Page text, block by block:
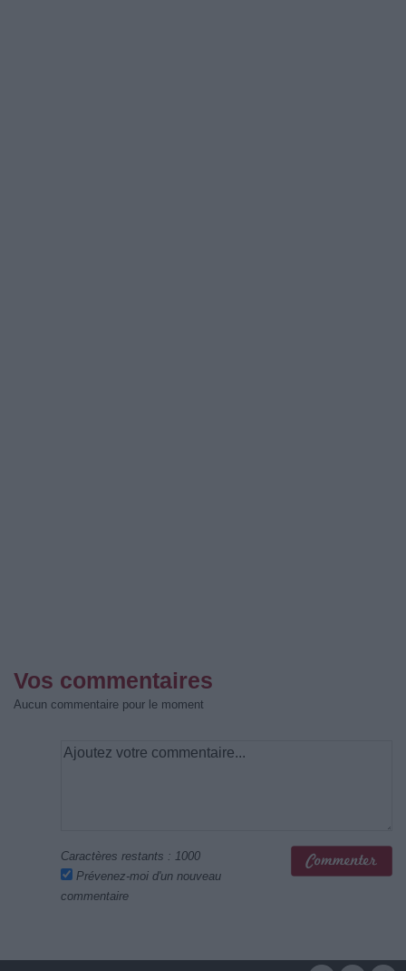
Vos commentaires
Aucun commentaire pour le moment
Caractères restants : 1000
Prévenez-moi d'un nouveau
commentaire